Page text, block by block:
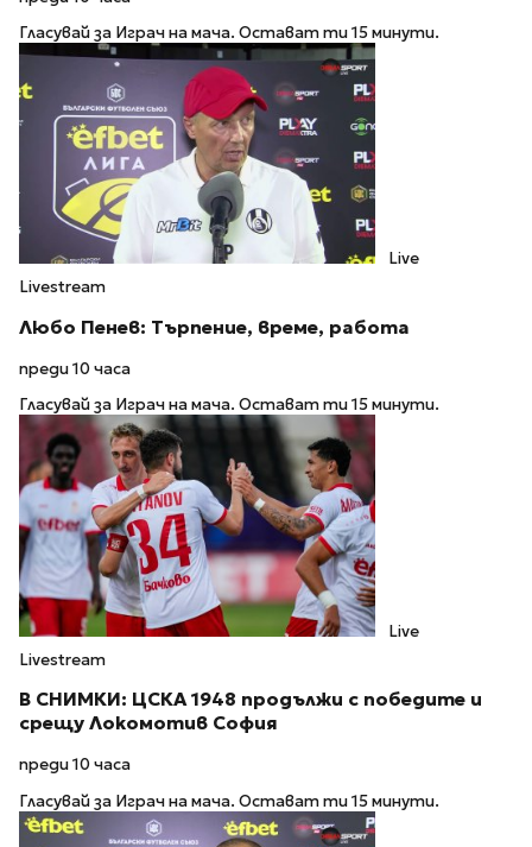
Гласувай за Играч на мача. Остават ти 15 минути.
Live
Livestream
Любо Пенев: Търпение, време, работа
преди 10 часа
Гласувай за Играч на мача. Остават ти 15 минути.
Live
Livestream
В СНИМКИ: ЦСКА 1948 продължи с победите и
срещу Локомотив София
преди 10 часа
Гласувай за Играч на мача. Остават ти 15 минути.